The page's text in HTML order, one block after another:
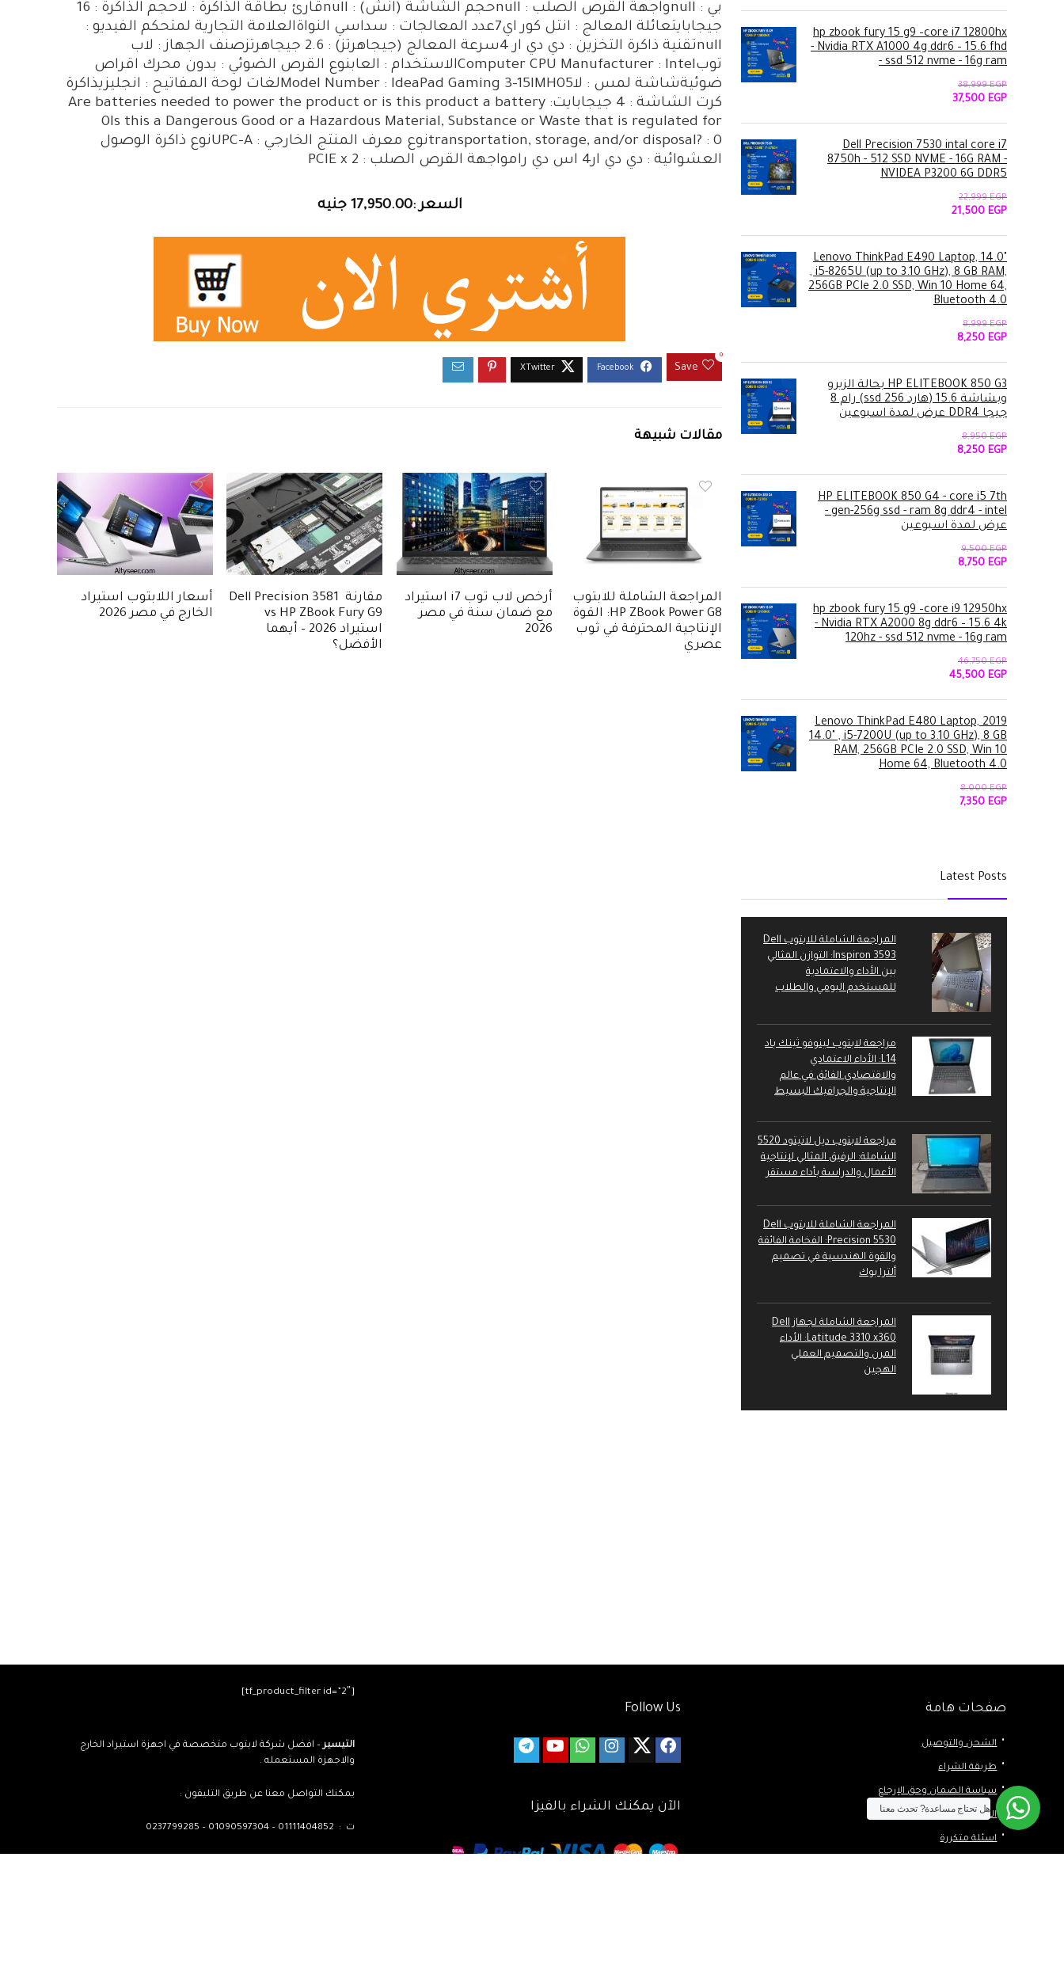
بي : nullواجهة القرص الصلب : nullحجم الشاشة (انش) : nullقارئ بطاقة الذاكرة : لاحجم الذاكرة : 16
جيجابايتعائلة المعالج : انتل كور اي7عدد المعالجات : سداسي النواةالعلامة التجارية لمتحكم الفيديو :
nullتقنية ذاكرة التخزين : دي دي ار 4سرعة المعالج (جيجاهرتز) : 2.6 جيجاهرتزصنف الجهاز : لاب
توبComputer CPU Manufacturer : Intelالاستخدام : العابنوع القرص الضوئي : بدون محرك اقراص
ضوئيةشاشة لمس : لاModel Number : IdeaPad Gaming 3-15IMH05لغات لوحة المفاتيح : انجليزيذاكرة
كرت الشاشة : 4 جيجابايتAre batteries needed to power the product or is this product a battery :
0Is this a Dangerous Good or a Hazardous Material, Substance or Waste that is regulated for
transportation, storage, and/or disposal? : 0نوع معرف المنتج الخارجي : UPC-Aنوع ذاكرة الوصول
العشوائية : دي دي ار4 اس دي رامواجهة القرص الصلب : PCIE x 2
السعر :17,950.00 جنيه
Save
0
مقالات شبيهة
المراجعة الشاملة للابتوب
HP ZBook Power G8: القوة
الإنتاجية المحترفة في ثوب
عصري
أرخص لاب توب i7 استيراد
مع ضمان سنة في مصر
2026
مقارنة Dell Precision 3581
vs HP ZBook Fury G9
استيراد 2026 – أيهما
الأفضل؟
أسعار اللابتوب استيراد
الخارج في مصر 2026
هو:
11,500 EGP.
هو:
9,999 EGP.
hp zbook fury 15 g9 –core i7 12800hx
- Nvidia RTX A1000 4g ddr6 – 15.6 fhd
- ssd 512 nvme - 16g ram
38,999EGP
السعر
هو:
38,999 EGP.
37,500 EGP
السعر
هو:
37,500 EGP.
Dell Precision 7530 intal core i7
8750h - 512 SSD NVME - 16G RAM -
NVIDEA P3200 6G DDR5
22,999EGP
السعر
هو:
22,999 EGP.
21,500 EGP
السعر
هو:
21,500 EGP.
Lenovo ThinkPad E490 Laptop, 14.0"
, i5-8265U (up to 3.10 GHz), 8 GB RAM,
256GB PCIe 2.0 SSD, Win 10 Home 64,
Bluetooth 4.0
8,999EGP
السعر
هو:
8,999 EGP.
8,250 EGP
السعر
هو:
8,250 EGP.
HP ELITEBOOK 850 G3 بحالة الزيرو
وبشاشة 15.6 (هارد 256 ssd) رام 8
جيجا DDR4 عرض لمدة اسبوعين
8,950EGP
السعر
هو:
8,950 EGP.
8,250 EGP
السعر
هو:
8,250 EGP.
HP ELITEBOOK 850 G4 - core i5 7th
gen-256g ssd - ram 8g ddr4 - intel -
عرض لمدة اسبوعين
9,500EGP
السعر
هو:
9,500 EGP.
8,750 EGP
السعر
هو:
8,750 EGP.
hp zbook fury 15 g9 –core i9 12950hx
- Nvidia RTX A2000 8g ddr6 – 15.6 4k
120hz - ssd 512 nvme - 16g ram
46,750EGP
السعر
هو:
46,750 EGP.
45,500 EGP
السعر
هو:
45,500 EGP.
2019 Lenovo ThinkPad E480 Laptop,
14.0" , i5-7200U (up to 3.10 GHz), 8 GB
RAM, 256GB PCIe 2.0 SSD, Win 10
Home 64, Bluetooth 4.0
8,000EGP
السعر7,350 EGP
Latest Posts
المراجعة الشاملة للابتوب Dell
Inspiron 3593: التوازن المثالي
بين الأداء والاعتمادية
للمستخدم اليومي والطلاب
مراجعة لابتوب لينوفو ثينك باد
L14: الأداء الاعتمادي
والاقتصادي الفائق في عالم
الإنتاجية والجرافيك البسيط
مراجعة لابتوب ديل لاتيتود 5520
الشاملة: الرفيق المثالي لإنتاجية
الأعمال والدراسة بأداء مستقر
المراجعة الشاملة للابتوب Dell
Precision 5530: الفخامة الفائقة
والقوة الهندسية في تصميم
ألترا بوك
المراجعة الشاملة لجهاز Dell
Latitude 3310 x360: الأداء
المرن والتصميم العملي
الهجين
صفحات هامة
الشحن والتوصيل
طريقة الشراء
سياسة الضمان وحق الإرجاع
الخصوصية
اسئلة متكررة
Follow Us
الآن يمكنك الشراء بالفيزا
[tf_product_filter id=”2″]
التيسير– افضل شركة لابتوب متخصصة في اجهزة استيراد الخارج
والاجهزة المستعمله .
يمكنك التواصل معنا عن طريق التليفون :
ت : 01111404852 – 01090597304 – 0237799285
هل تحتاج مساعدة? تحدث معنا